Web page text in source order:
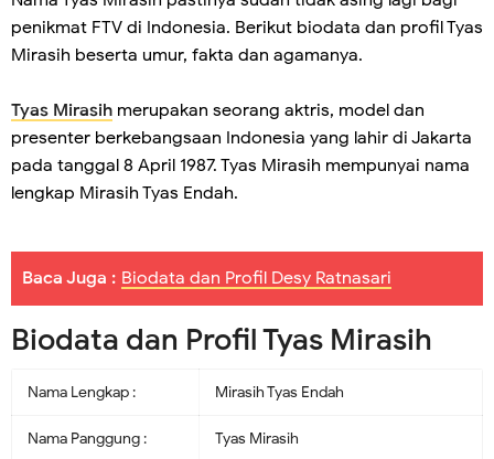
penikmat FTV di Indonesia. Berikut biodata dan profil Tyas
Mirasih beserta umur, fakta dan agamanya.
Tyas Mirasih merupakan seorang aktris, model dan
presenter berkebangsaan Indonesia yang lahir di Jakarta
pada tanggal 8 April 1987. Tyas Mirasih mempunyai nama
lengkap Mirasih Tyas Endah.
Baca Juga : Biodata dan Profil Desy Ratnasari
Biodata dan Profil Tyas Mirasih
Nama Lengkap : Mirasih Tyas Endah
Nama Panggung : Tyas Mirasih